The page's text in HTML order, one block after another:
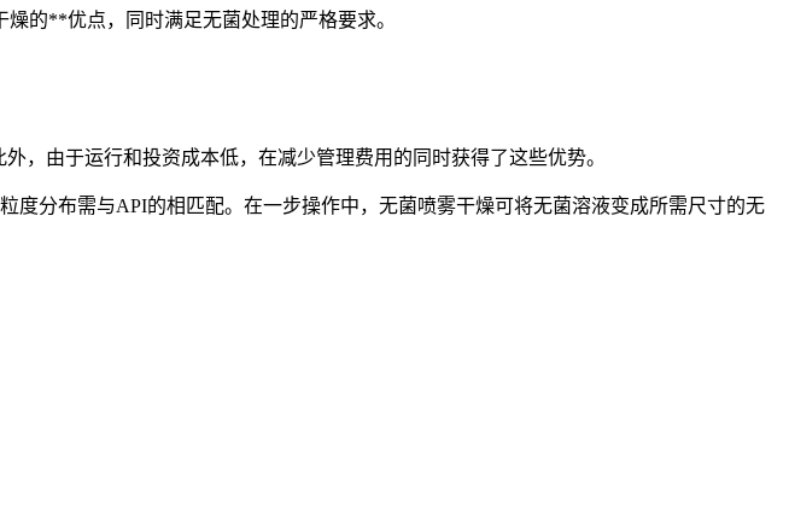
燥的**优点，同时满足无菌处理的严格要求。
，由于运行和投资成本低，在减少管理费用的同时获得了这些优势。
分布需与API的相匹配。在一步操作中，无菌喷雾干燥可将无菌溶液变成所需尺寸的无